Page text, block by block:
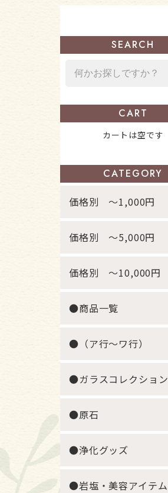
SEARCH
CART
カートは空です
CATEGORY
価格別 ～1,000円
価格別 ～5,000円
価格別 ～10,000円
●商品一覧
●（ア行～ワ行）
●ガラスコレクション
●原石
●浄化グッズ
●岩塩・美容アイテム